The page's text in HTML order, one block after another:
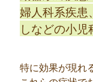
婦人科系疾患
しなどの小児
特に効果が現れ